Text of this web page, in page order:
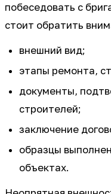
побеседовать с
стоит обратить
внешний вид;
этапы ремонта,
документы,
строителей;
заключение
образцы
объектах.